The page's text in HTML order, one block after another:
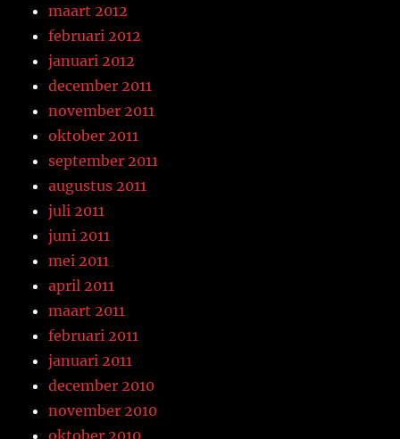
maart 2012
februari 2012
januari 2012
december 2011
november 2011
oktober 2011
september 2011
augustus 2011
juli 2011
juni 2011
mei 2011
april 2011
maart 2011
februari 2011
januari 2011
december 2010
november 2010
oktober 2010